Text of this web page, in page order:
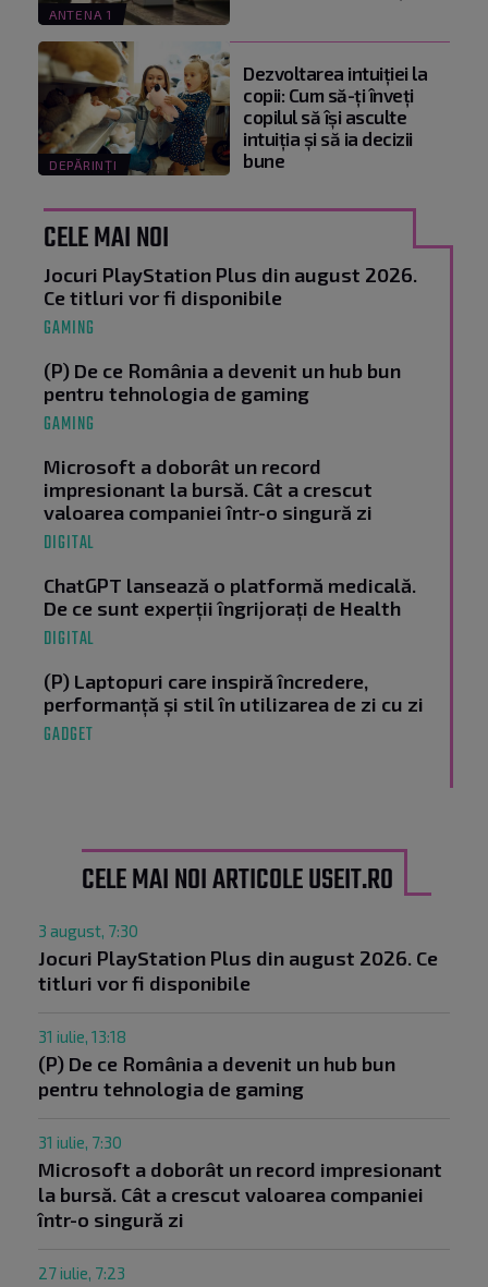
ANTENA 1
DEPĂRINȚI
Dezvoltarea intuiției la
copii: Cum să-ți înveți
copilul să își asculte
intuiția și să ia decizii
bune
CELE MAI NOI
Jocuri PlayStation Plus din august 2026.
Ce titluri vor fi disponibile
GAMING
(P) De ce România a devenit un hub bun
pentru tehnologia de gaming
GAMING
Microsoft a doborât un record
impresionant la bursă. Cât a crescut
valoarea companiei într-o singură zi
DIGITAL
ChatGPT lansează o platformă medicală.
De ce sunt experții îngrijorați de Health
DIGITAL
(P) Laptopuri care inspiră încredere,
performanță și stil în utilizarea de zi cu zi
GADGET
CELE MAI NOI ARTICOLE USEIT.RO
3 august, 7:30
Jocuri PlayStation Plus din august 2026. Ce
titluri vor fi disponibile
31 iulie, 13:18
(P) De ce România a devenit un hub bun
pentru tehnologia de gaming
31 iulie, 7:30
Microsoft a doborât un record impresionant
la bursă. Cât a crescut valoarea companiei
într-o singură zi
27 iulie, 7:23